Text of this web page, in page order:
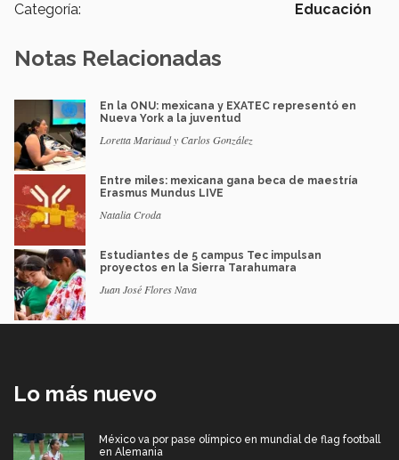
Categoría: Educación
Notas Relacionadas
En la ONU: mexicana y EXATEC representó en
Nueva York a la juventud
Loretta Mariaud y Carlos González
Entre miles: mexicana gana beca de maestría
Erasmus Mundus LIVE
Natalia Croda
Estudiantes de 5 campus Tec impulsan
proyectos en la Sierra Tarahumara
Juan José Flores Nava
Lo más nuevo
México va por pase olímpico en mundial de flag football
en Alemania